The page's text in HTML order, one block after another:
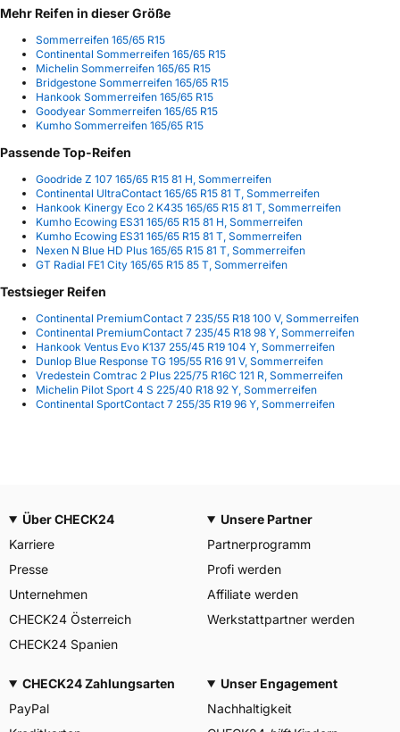
Mehr Reifen in dieser Größe
Sommerreifen 165/65 R15
Continental Sommerreifen 165/65 R15
Michelin Sommerreifen 165/65 R15
Bridgestone Sommerreifen 165/65 R15
Hankook Sommerreifen 165/65 R15
Goodyear Sommerreifen 165/65 R15
Kumho Sommerreifen 165/65 R15
Passende Top-Reifen
Goodride Z 107 165/65 R15 81 H, Sommerreifen
Continental UltraContact 165/65 R15 81 T, Sommerreifen
Hankook Kinergy Eco 2 K435 165/65 R15 81 T, Sommerreifen
Kumho Ecowing ES31 165/65 R15 81 H, Sommerreifen
Kumho Ecowing ES31 165/65 R15 81 T, Sommerreifen
Nexen N Blue HD Plus 165/65 R15 81 T, Sommerreifen
GT Radial FE1 City 165/65 R15 85 T, Sommerreifen
Testsieger Reifen
Continental PremiumContact 7 235/55 R18 100 V, Sommerreifen
Continental PremiumContact 7 235/45 R18 98 Y, Sommerreifen
Hankook Ventus Evo K137 255/45 R19 104 Y, Sommerreifen
Dunlop Blue Response TG 195/55 R16 91 V, Sommerreifen
Vredestein Comtrac 2 Plus 225/75 R16C 121 R, Sommerreifen
Michelin Pilot Sport 4 S 225/40 R18 92 Y, Sommerreifen
Continental SportContact 7 255/35 R19 96 Y, Sommerreifen
Über CHECK24
Karriere
Presse
Unternehmen
CHECK24 Österreich
CHECK24 Spanien
Unsere Partner
Partnerprogramm
Profi werden
Affiliate werden
Werkstattpartner werden
CHECK24 Zahlungsarten
PayPal
Unser Engagement
Nachhaltigkeit